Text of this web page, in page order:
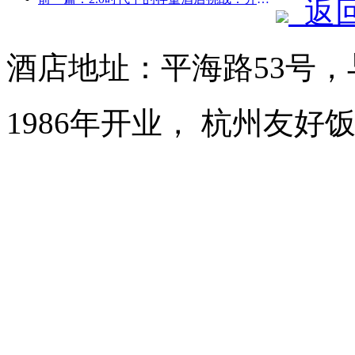
返
酒店地址：平海路53号
1986年开业， 杭州友